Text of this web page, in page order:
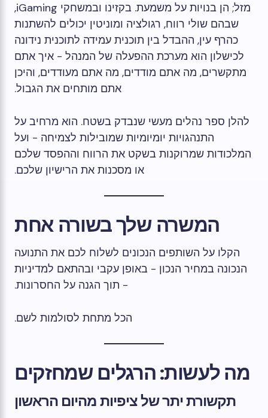
מזל; הן בנויות על משמעת. בקזינו ובמשחקי iGaming,
שבהם שולי רווח, רגולציה ומוניטין יכולים להשתנות
כהרף עין, ההבדל בין תוכנית עמידה לתוכנית נידונה
לכישלון הוא מערכת ההפעלה של המנהל - איך אתם
מתקשרים, מה אתם מודדים, מה אתם מעודדים, והיכן
אתם מותחים את הגבול.
להלן ספר נהלים מעשי שנבדק בשטח. הוא מרחיב על
התנהגויות יומיומיות שמובילות לצמיחה - ועל
המלכודות שמרוקנות בשקט את הרווח וההפסד שלכם
או מסכנות את הרישיון שלכם.
המשרה שלך בשורה אחת
הקלו על השותפים הנכונים לשלוח לכם את התנועה
הנכונה במחיר הנכון - באופן עקבי ובהתאם למדיניות
- תוך הגנה על החסרונות.
הכל מתחת לסולמות לשם.
מה לעשות: הרגלים שמחזקים
תקשורת יתר של ציפיות מהיום הראשון